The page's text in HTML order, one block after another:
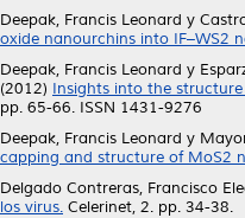
Deepak, Francis Leonard y
oxide nanourchins into IF–WS2
Deepak, Francis Leonard y
(2012) Insights into the
pp. 65-66. ISSN 1431-9276
Deepak, Francis Leonard y
capping and structure of MoS2
Delgado Contreras, Francisco
los virus. Celerinet, 2. pp. 34-38.